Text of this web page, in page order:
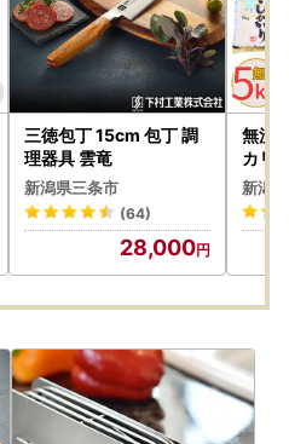
三徳包丁 15cm 包丁 調
理器具 雲竜
新潟県三条市
(64)
28,000
無洗
カリ
新潟